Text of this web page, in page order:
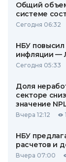
Общий
системе
Сегодня 06:32
НБУ повысил
инфляции —
Сегодня 05:33
Доля
секторе
значение
Вчера 12:12
НБУ
расчетов и
Вчера 07:00